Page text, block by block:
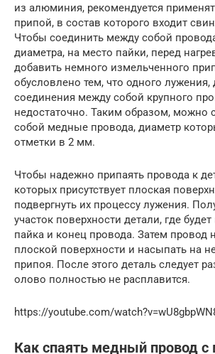
из алюминия, рекомендуется
припой, в состав которого входит
Чтобы соединить между собой
диаметра, на место пайки, перед
добавить немного измельченного
обусловлено тем, что одного лужения,
соединения между собой крупного
недостаточно. Таким образом, можно
собой медные провода, диаметр
отметки в 2 мм.
Чтобы надежно припаять провода к
которых присутствует плоская
подвергнуть их процессу лужения.
участок поверхности детали, где
пайка и конец провода. Затем провод
плоской поверхности и насыпать на
припоя. После этого деталь следует
олово полностью не расплавится.
https://youtube.com/
Как спаять медный провод